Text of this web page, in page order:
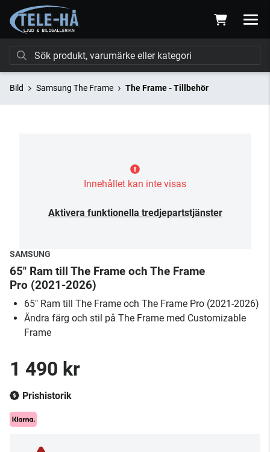
Bild Samsung The Frame The Frame - Tillbehör
Innehållet kan inte visas
Aktivera funktionella tredjepartstjänster
SAMSUNG
65" Ram till The Frame och The Frame
Pro (2021-2026)
65" Ram till The Frame och The Frame Pro (2021-2026)
Ändra färg och stil på The Frame med Customizable
Frame
1 490 kr
Prishistorik